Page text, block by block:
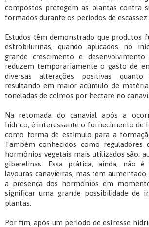
compostos protegem as plantas contra
formados durante os períodos de escassez
Estudos têm demonstrado que produtos
estrobilurinas, quando aplicados no
grande crescimento e desenvolvimento
reduzem temporariamente o gasto de
diversas alterações positivas quanto
resultando em maior acúmulo de matéria
toneladas de colmos por hectare no
Na retomada do canavial após a
hídrico, é interessante o fornecimento de
como forma de estímulo para a
Também conhecidos como reguladores
hormônios vegetais mais utilizados são:
giberelinas. Essa prática, ainda, não
lavouras canavieiras, mas tem aumentado
a presença dos hormônios em
significar uma grande possibilidade de
plantas.
Por fim, após um período de estresse